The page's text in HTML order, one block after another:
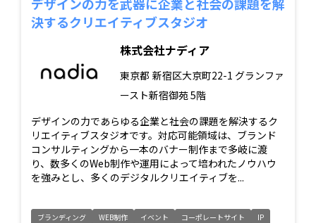
決するクリエイティブスタジオ
株式会社ナディア
東京都 新宿区大京町22-1 グランファ
ースト新宿御苑 5階
デザインの力であらゆる企業と社会の課題を解決するク
リエイティブスタジオです。対応可能領域は、ブランド
コンサルティングから一本のバナー制作まで多岐に渡
り、数多くのWeb制作や運用によって培われたノウハウ
を強みとし、多くのデジタルクリエイティブを...
ブランディング WEB制作 イベント コーポレートサイト
IP